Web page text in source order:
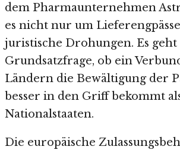
dem Pharmaunternehmen
es nicht nur um
juristische Drohungen. Es geht
Grundsatzfrage, ob ein
Ländern die Bewältigung der
besser in den Griff bekommt
Nationalstaaten.
Die europäische